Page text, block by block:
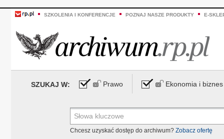
SZKOLENIA I KONFERENCJE POZNAJ NASZE PRODUKTY E-
SZUKAJ W: Prawo Ekonomia i biznes
Chcesz uzyskać dostęp do archiwum? Zobacz ofertę